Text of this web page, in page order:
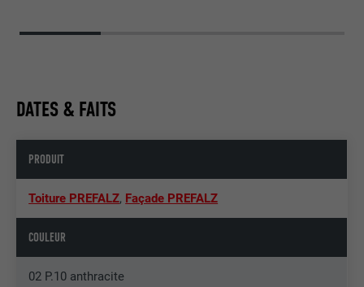
DATES & FAITS
PRODUIT
Toiture PREFALZ, Façade PREFALZ
COULEUR
02 P.10 anthracite